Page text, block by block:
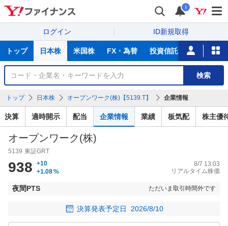
i
ログイン ID新規取得
サ
トップ 日本株 米国株 FX・為替 投資信託 ニュース
銘
検
索
検索
トップ 日本株 オープンワーク(株)【5139.T】 企業情報
決算 適時開示 配当 企業情報 業績 板気配 株主優
オープンワーク(株)
5139 東証GRT
938
+10
+1.08%
8/7 13:03
リアルタイム株価
夜間PTS ただいま取引時間外です
決算発表予定日 2026/8/10